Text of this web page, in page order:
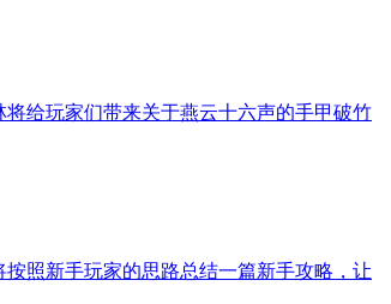
给玩家们带来关于燕云十六声的手甲破竹
照新手玩家的思路总结一篇新手攻略，让